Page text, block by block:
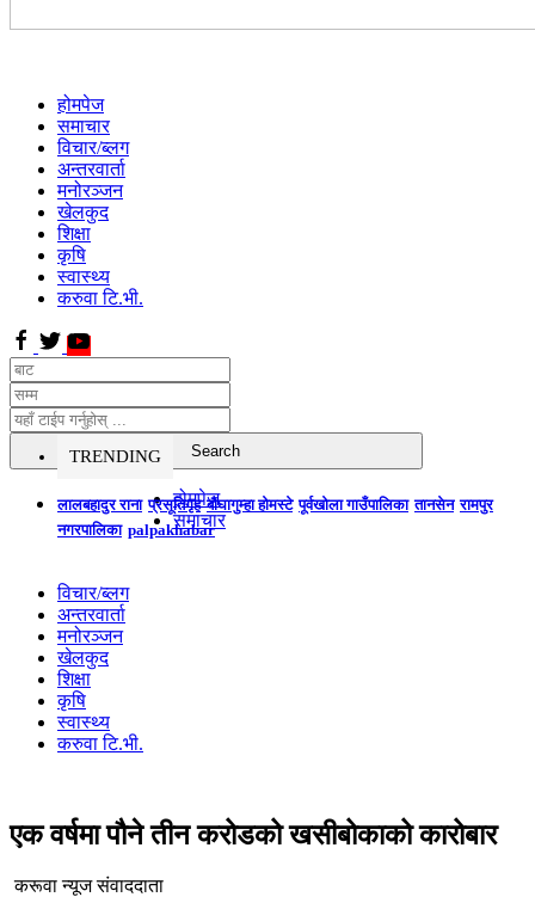
होमपेज
समाचार
विचार/ब्लग
अन्तरवार्ता
मनोरञ्जन
खेलकुद
शिक्षा
कृषि
स्वास्थ्य
करुवा टि.भी.
TRENDING
लालबहादुर राना प्रसूतिगृह बौघागुम्हा होमस्टे पूर्वखोला गाउँपालिका तानसेन रामपुर
नगरपालिका palpakhabar
होमपेज
समाचार
विचार/ब्लग
अन्तरवार्ता
मनोरञ्जन
खेलकुद
शिक्षा
कृषि
स्वास्थ्य
करुवा टि.भी.
एक वर्षमा पौने तीन करोडको खसीबोकाको कारोबार
करूवा न्यूज संवाददाता